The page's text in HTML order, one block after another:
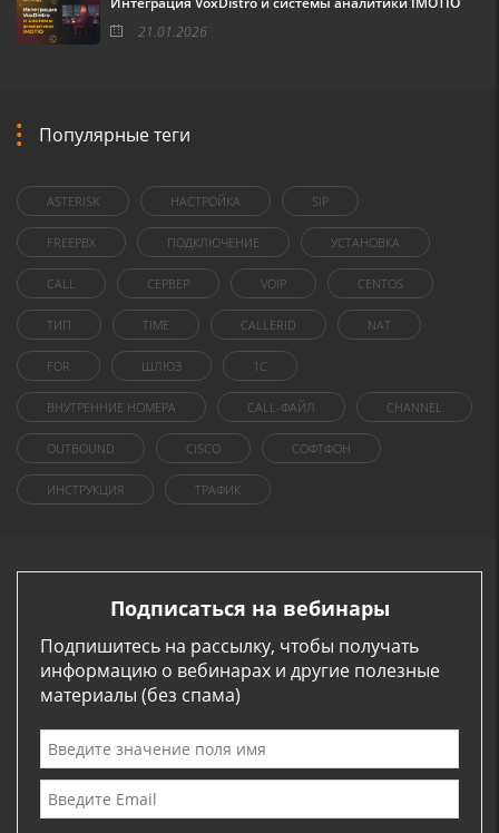
21.01.2026
Популярные теги
ASTERISK НАСТРОЙКА SIP
FREEPBX ПОДКЛЮЧЕНИЕ УСТАНОВКА
CALL СЕРВЕР VOIP CENTOS
ТИП TIME CALLERID NAT
FOR ШЛЮЗ 1C
ВНУТРЕННИЕ НОМЕРА CALL-ФАЙЛ CHANNEL
OUTBOUND CISCO СОФТФОН
ИНСТРУКЦИЯ ТРАФИК
Подписаться на вебинары
Подпишитесь на рассылку, чтобы получать
информацию о вебинарах и другие полезные
материалы (без спама)